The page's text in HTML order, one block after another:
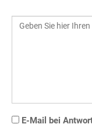
E-Mail bei